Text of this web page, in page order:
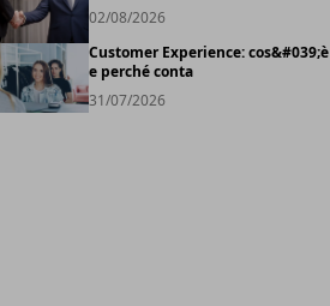
02/08/2026
Customer Experience: cos&#039;è
e perché conta
31/07/2026